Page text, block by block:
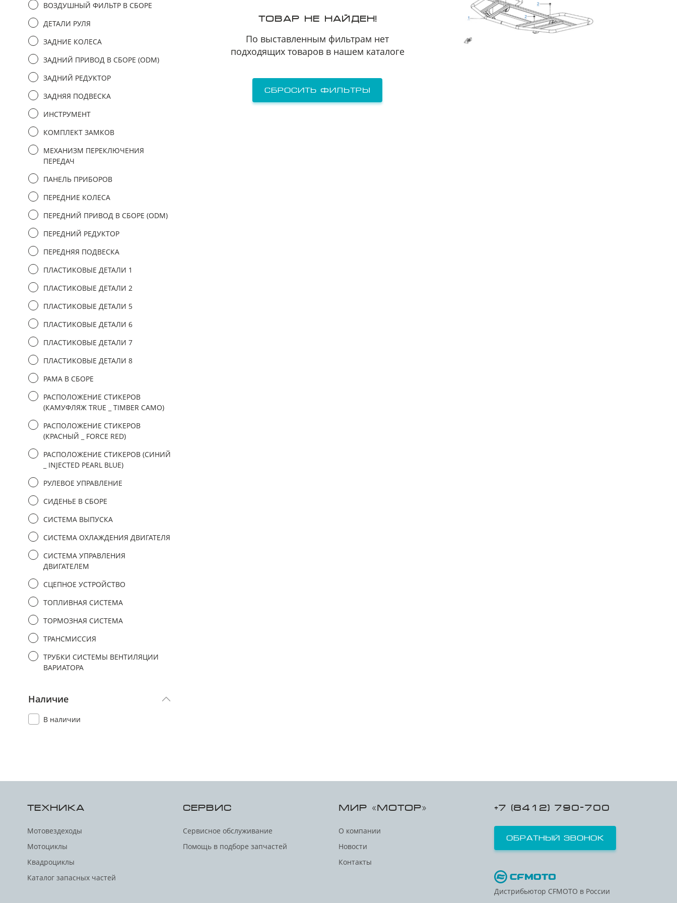
ВОЗДУШНЫЙ ФИЛЬТР В СБОРЕ
ДЕТАЛИ РУЛЯ
ЗАДНИЕ КОЛЕСА
ЗАДНИЙ ПРИВОД В СБОРЕ (ODM)
ЗАДНИЙ РЕДУКТОР
ЗАДНЯЯ ПОДВЕСКА
ИНСТРУМЕНТ
КОМПЛЕКТ ЗАМКОВ
МЕХАНИЗМ ПЕРЕКЛЮЧЕНИЯ
ПЕРЕДАЧ
ПАНЕЛЬ ПРИБОРОВ
ПЕРЕДНИЕ КОЛЕСА
ПЕРЕДНИЙ ПРИВОД В СБОРЕ (ODM)
ПЕРЕДНИЙ РЕДУКТОР
ПЕРЕДНЯЯ ПОДВЕСКА
ПЛАСТИКОВЫЕ ДЕТАЛИ 1
ПЛАСТИКОВЫЕ ДЕТАЛИ 2
ПЛАСТИКОВЫЕ ДЕТАЛИ 5
ПЛАСТИКОВЫЕ ДЕТАЛИ 6
ПЛАСТИКОВЫЕ ДЕТАЛИ 7
ПЛАСТИКОВЫЕ ДЕТАЛИ 8
РАМА В СБОРЕ
РАСПОЛОЖЕНИЕ СТИКЕРОВ
(КАМУФЛЯЖ TRUE _ TIMBER CAMO)
РАСПОЛОЖЕНИЕ СТИКЕРОВ
(КРАСНЫЙ _ FORCE RED)
РАСПОЛОЖЕНИЕ СТИКЕРОВ (СИНИЙ
_ INJECTED PEARL BLUE)
РУЛЕВОЕ УПРАВЛЕНИЕ
СИДЕНЬЕ В СБОРЕ
СИСТЕМА ВЫПУСКА
СИСТЕМА ОХЛАЖДЕНИЯ ДВИГАТЕЛЯ
СИСТЕМА УПРАВЛЕНИЯ
ДВИГАТЕЛЕМ
СЦЕПНОЕ УСТРОЙСТВО
ТОПЛИВНАЯ СИСТЕМА
ТОРМОЗНАЯ СИСТЕМА
ТРАНСМИССИЯ
ТРУБКИ СИСТЕМЫ ВЕНТИЛЯЦИИ
ВАРИАТОРА
Наличие
В наличии
ТОВАР НЕ НАЙДЕН!
По выставленным фильтрам нет
подходящих товаров в нашем каталоге
Сбросить фильтры
ТЕХНИКА
Мотовездеходы
Мотоциклы
Квадроциклы
Каталог запасных частей
СЕРВИС
Сервисное обслуживание
Помощь в подборе запчастей
МИР «МОТОР»
О компании
Новости
Контакты
+7 (8412) 790-700
Обратный звонок
Дистрибьютор CFMOTO в России
Пользовательское соглашение
Я соглашаюсь напередачу персональных данных